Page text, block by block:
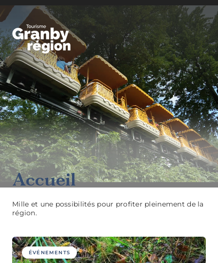
Familiaux
Granby Région
Accueil
Mille et une possibilités pour profiter pleinement de la
région.
ÉVÉNEMENTS